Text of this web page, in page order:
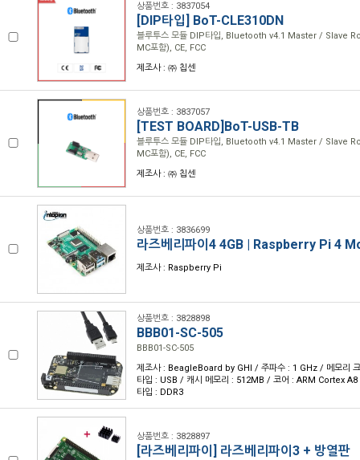
상품번호 : 3837054
[DIP타입] BoT-CLE310DN
블루투스 모듈 DIP타입, Bluetooth v4.1 Master / Slave
MC포함), CE, FCC
제조사 : ㈜ 칩센
상품번호 : 3837057
[TEST BOARD]BoT-USB-TB
블루투스 모듈 DIP타입, Bluetooth v4.1 Master / Slave
MC포함), CE, FCC
제조사 : ㈜ 칩센
상품번호 : 3836699
라즈베리파이4 4GB | Raspberry Pi 4
제조사 : Raspberry Pi
상품번호 : 3828898
BBB01-SC-505
BBB01-SC-505
제조사 : BeagleBoard by GHI / 주파수 : 1 GHz / 메모리
타입 : USB / 캐시 메모리 : 512MB / 코어 : ARM Cortex
타입 : DDR3
상품번호 : 3828897
[라즈베리파이] 라즈베리파이3 + 방열판